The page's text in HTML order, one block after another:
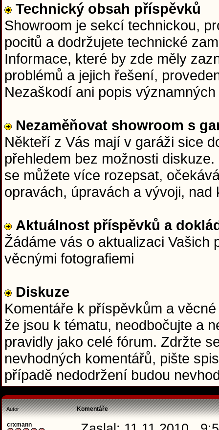
Technický obsah příspěvků
Showroom je sekcí technickou,
pocitů a dodržujete technické
Informace, které by zde měly
problémů a jejich řešení,
Nezaškodí ani popis
Nezaměňovat showroom s
Někteří z Vás mají v garáži sice
přehledem bez možnosti
se můžete více rozepsat,
opravách, úpravách a vývoji,
Aktuálnost příspěvků a
Žádáme vás o aktualizaci
věcnými fotografiemi
Diskuze
Komentáře k příspěvkům a
že jsou k tématu, neodbočujte a
pravidly jako celé fórum. Zdržte
nevhodných komentářů, pište
případě nedodržení budou
Autor Komentáře
crxmann